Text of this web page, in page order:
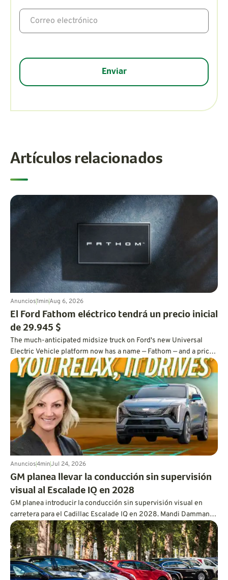
Artículos relacionados
Anuncios1minAug 6, 2026
El Ford Fathom eléctrico tendrá un precio inicial
de 29.945 $
The much-anticipated midsize truck on Ford's new Universal
Electric Vehicle platform now has a name — Fathom — and a price
tag under $30,000.
Anuncios4minJul 24, 2026
GM planea llevar la conducción sin supervisión
visual al Escalade IQ en 2028
GM planea introducir la conducción sin supervisión visual en
carretera para el Cadillac Escalade IQ en 2028. Mandi Damman
explica por qué permitir que los conductores aparten la vista
requiere el uso de lidar montado en el vehículo, sensores
superpuestos, controles redundantes, una capacidad de
procesamiento más potente y un enfoque mucho más
exhaustivo en las pruebas.